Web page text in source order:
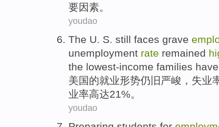
要因素。
youdao
The U. S. still faces grave
unemployment rate remained
the lowest-income families
美国的就业形势仍旧 严峻 ， 失业
业率高达21%。
youdao